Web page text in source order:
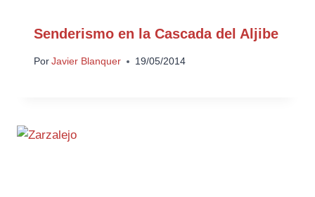
Senderismo en la Cascada del Aljibe
Por Javier Blanquer 19/05/2014